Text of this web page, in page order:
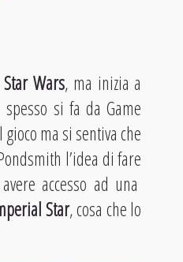
Star Wars, ma inizia a
si fa da Game
ma si sentiva che
l’idea di fare
accesso ad una
Star, cosa che lo